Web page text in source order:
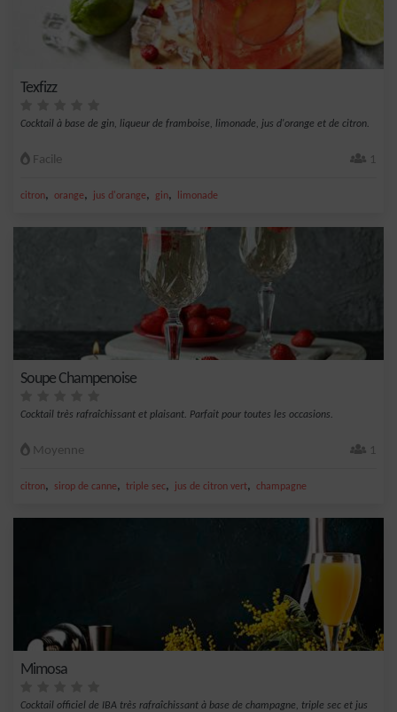
Texfizz
Cocktail à base de gin, liqueur de framboise, limonade, jus d'orange et de citron.
Facile 1
citron, orange, jus d'orange, gin, limonade
Soupe Champenoise
Cocktail très rafraîchissant et plaisant. Parfait pour toutes les occasions.
Moyenne 1
citron, sirop de canne, triple sec, jus de citron vert, champagne
Mimosa
Cocktail officiel de IBA très rafraîchissant à base de champagne, triple sec et jus